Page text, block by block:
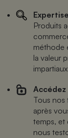
Produits
méthode
la valeur
Tous nos
après
temps, et
nous